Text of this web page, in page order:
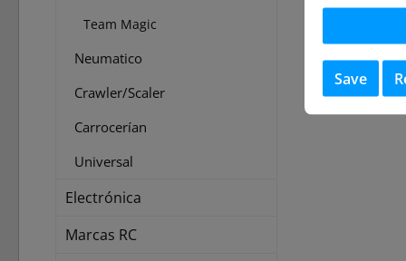
Team Magic
Neumatico
Crawler/Scaler
Carrocerían
Universal
Electrónica
Marcas RC
Save